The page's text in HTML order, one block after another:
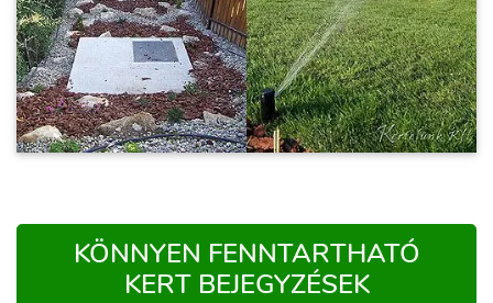
KÖNNYEN FENNTARTHATÓ
KERT BEJEGYZÉSEK